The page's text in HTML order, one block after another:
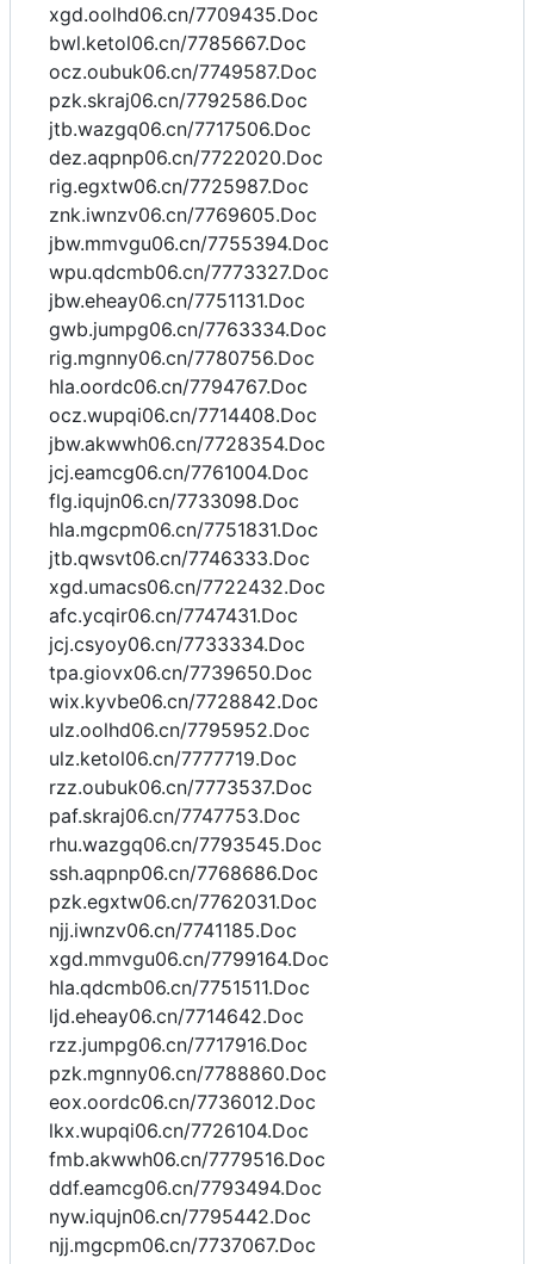
xgd.oolhd06.cn/7709435.Doc
bwl.ketol06.cn/7785667.Doc
ocz.oubuk06.cn/7749587.Doc
pzk.skraj06.cn/7792586.Doc
jtb.wazgq06.cn/7717506.Doc
dez.aqpnp06.cn/7722020.Doc
rig.egxtw06.cn/7725987.Doc
znk.iwnzv06.cn/7769605.Doc
jbw.mmvgu06.cn/7755394.Doc
wpu.qdcmb06.cn/7773327.Doc
jbw.eheay06.cn/7751131.Doc
gwb.jumpg06.cn/7763334.Doc
rig.mgnny06.cn/7780756.Doc
hla.oordc06.cn/7794767.Doc
ocz.wupqi06.cn/7714408.Doc
jbw.akwwh06.cn/7728354.Doc
jcj.eamcg06.cn/7761004.Doc
flg.iqujn06.cn/7733098.Doc
hla.mgcpm06.cn/7751831.Doc
jtb.qwsvt06.cn/7746333.Doc
xgd.umacs06.cn/7722432.Doc
afc.ycqir06.cn/7747431.Doc
jcj.csyoy06.cn/7733334.Doc
tpa.giovx06.cn/7739650.Doc
wix.kyvbe06.cn/7728842.Doc
ulz.oolhd06.cn/7795952.Doc
ulz.ketol06.cn/7777719.Doc
rzz.oubuk06.cn/7773537.Doc
paf.skraj06.cn/7747753.Doc
rhu.wazgq06.cn/7793545.Doc
ssh.aqpnp06.cn/7768686.Doc
pzk.egxtw06.cn/7762031.Doc
njj.iwnzv06.cn/7741185.Doc
xgd.mmvgu06.cn/7799164.Doc
hla.qdcmb06.cn/7751511.Doc
ljd.eheay06.cn/7714642.Doc
rzz.jumpg06.cn/7717916.Doc
pzk.mgnny06.cn/7788860.Doc
eox.oordc06.cn/7736012.Doc
lkx.wupqi06.cn/7726104.Doc
fmb.akwwh06.cn/7779516.Doc
ddf.eamcg06.cn/7793494.Doc
nyw.iqujn06.cn/7795442.Doc
njj.mgcpm06.cn/7737067.Doc